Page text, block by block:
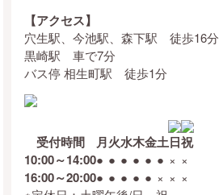
【アクセス】
穴生駅、今池駅、森下駅 徒歩16分
黒崎駅 車で7分
バス停 相生町駅 徒歩1分
受付時間 月火水木金土日祝
10:00～14:00● ● ● ● ● ● × ×
16:00～20:00● ● ● ● ● × × ×